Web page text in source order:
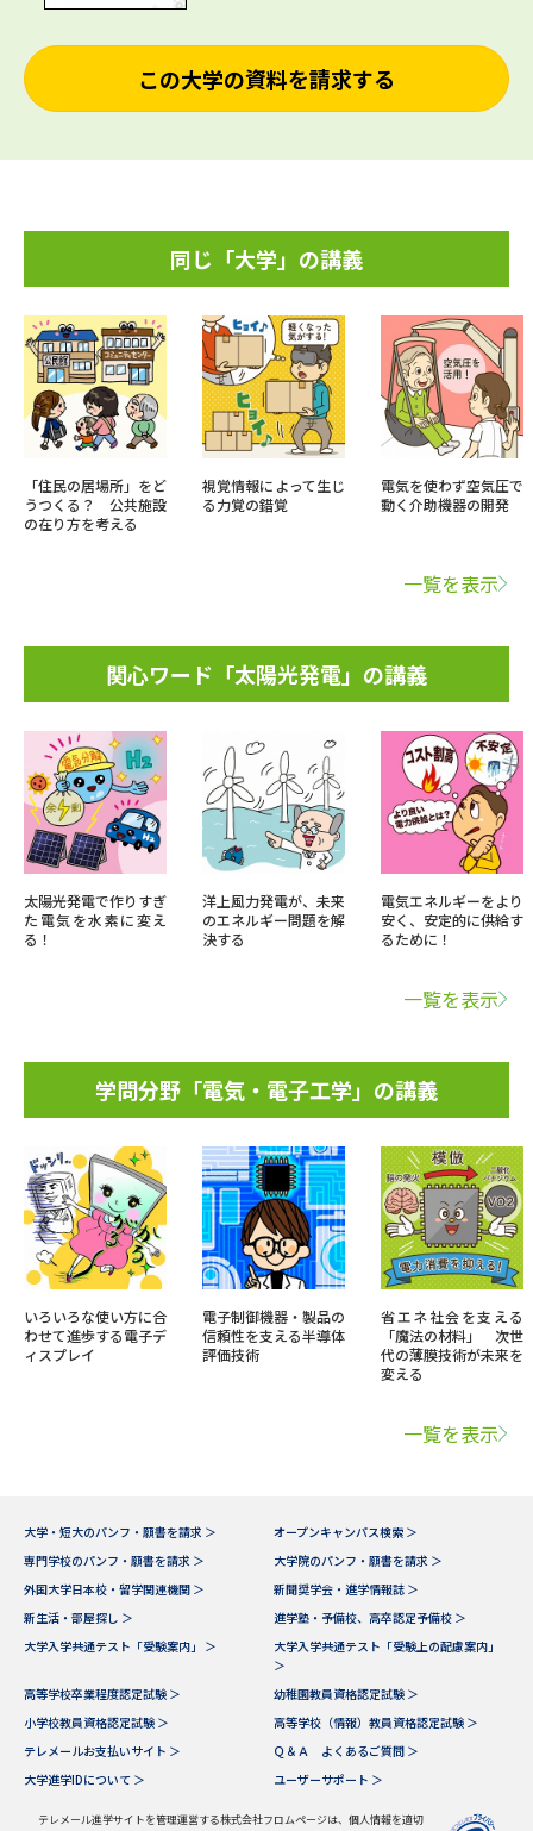
この大学の資料を請求する
同じ「大学」の講義
「住民の居場所」をど
うつくる？ 公共施設
の在り方を考える
視覚情報によって生じ
る力覚の錯覚
電気を使わず空気圧で
動く介助機器の開発
一覧を表示
関心ワード「太陽光発電」の講義
太陽光発電で作りすぎ
た電気を水素に変え
る！
洋上風力発電が、未来
のエネルギー問題を解
決する
電気エネルギーをより
安く、安定的に供給す
るために！
一覧を表示
学問分野「電気・電子工学」の講義
いろいろな使い方に合
わせて進歩する電子デ
ィスプレイ
電子制御機器・製品の
信頼性を支える半導体
評価技術
省エネ社会を支える
「魔法の材料」 次世
代の薄膜技術が未来を
変える
一覧を表示
大学・短大のパンフ・願書を請求 ＞
オープンキャンパス検索 ＞
専門学校のパンフ・願書を請求 ＞
大学院のパンフ・願書を請求 ＞
外国大学日本校・留学関連機関 ＞
新聞奨学会・進学情報誌 ＞
新生活・部屋探し ＞
進学塾・予備校、高卒認定予備校 ＞
大学入学共通テスト「受験案内」 ＞
大学入学共通テスト「受験上の配慮案内」
＞
高等学校卒業程度認定試験 ＞
幼稚園教員資格認定試験 ＞
小学校教員資格認定試験 ＞
高等学校（情報）教員資格認定試験 ＞
テレメールお支払いサイト ＞
Ｑ＆Ａ よくあるご質問 ＞
大学進学IDについて ＞
ユーザーサポート ＞
テレメール進学サイトを管理運営する株式会社フロムページは、個人情報を適切